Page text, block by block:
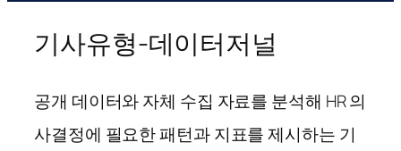
기사유형-데이터저널
공개 데이터와 자체 수집 자료를 분석해 HR 의
사결정에 필요한 패턴과 지표를 제시하는 기